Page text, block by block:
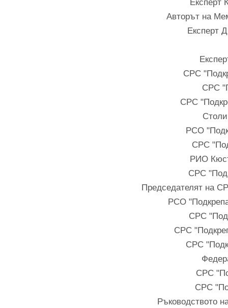
Експерт
Авторът на
Експерт
СРС
СРС
СРС
РСО
СРС
РИО
СРС
Председателят на
РСО
СРС
СРС
СРС
СРС
СРС
Ръководството